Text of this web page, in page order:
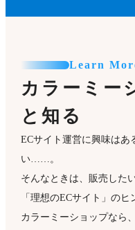
Learn
カラーミー
と知る
ECサイト運営に興味はあ
い……。
そんなときは、販売した
「理想のECサイト」の
カラーミーショップなら